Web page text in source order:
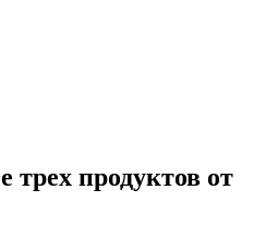
трех продуктов от